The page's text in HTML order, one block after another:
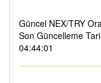
Güncel NEX/TRY
Son Güncelleme
04:44:01